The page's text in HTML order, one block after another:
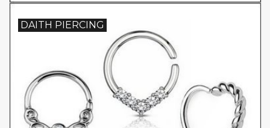
DAITH PIERCING